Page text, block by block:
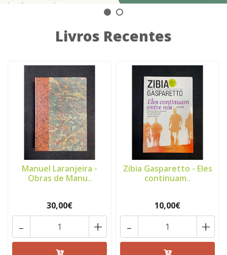
Livros Recentes
Manuel Laranjeira -
Obras de Manu..
30,00€
+
-
Zibia Gasparetto - Eles
continuam..
10,00€
+
-